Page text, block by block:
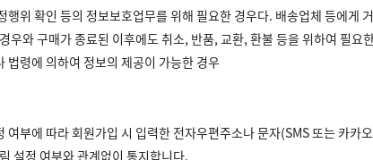
행위 확인 등의 정보보호업무를 위해 필요한 경우다. 배송업체 등에게
우와 구매가 종료된 이후에도 취소, 반품, 교환, 환불 등을 위하여 필요
법령에 의하여 정보의 제공이 가능한 경우
부에 따라 회원가입 시 입력한 전자우편주소나 문자(SMS 또는 카카
설정 여부와 관계없이 통지합니다.